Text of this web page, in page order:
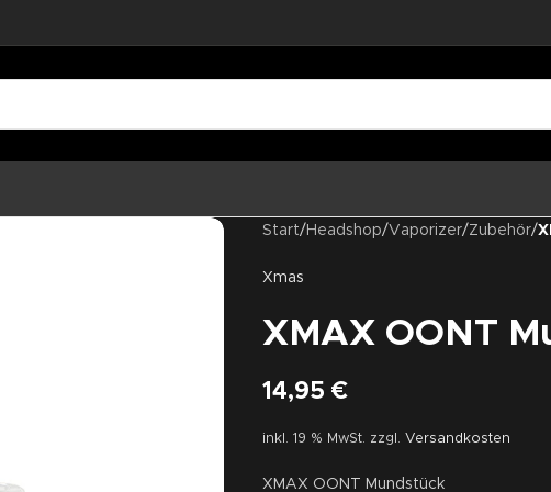
Start/ Headshop/Vaporizer/Zubehör/
Xmas
XMAX OONT
14,95 €
inkl. 19 % MwSt. zzgl. Versandkosten
XMAX OONT Mundstück